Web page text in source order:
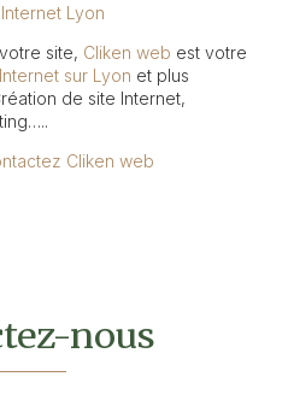
Lyon
site, Cliken web est votre
sur Lyon et plus
de site Internet,
Cliken web
nous